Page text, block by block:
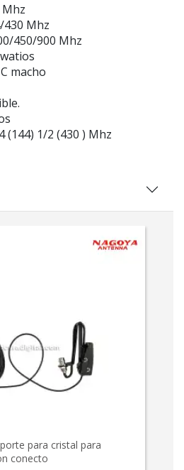
Mhz
430 Mhz
450/900 Mhz
macho
(144) 1/2 (430 ) Mhz
para cristal para
conecto